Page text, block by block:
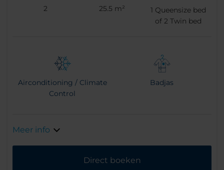
2 25.5 m² 1 Queensize bed
of2 Twin bed
Airconditioning / Climate
Control
Badjas
Meer info
Direct boeken